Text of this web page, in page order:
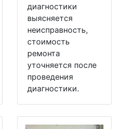
диагностики
выясняется
неисправность,
стоимость
ремонта
уточняется после
проведения
диагностики.